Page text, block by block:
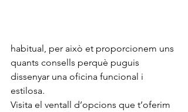
habitual, per això et proporcionem uns
quants consells perquè puguis
dissenyar una oficina funcional i
estilosa.
Visita el ventall d’opcions que t’oferim